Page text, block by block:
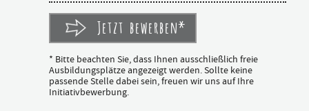
Jetzt bewerben*
* Bitte beachten Sie, dass Ihnen ausschließlich freie
Ausbildungsplätze angezeigt werden. Sollte keine
passende Stelle dabei sein, freuen wir uns auf Ihre
Initiativbewerbung.